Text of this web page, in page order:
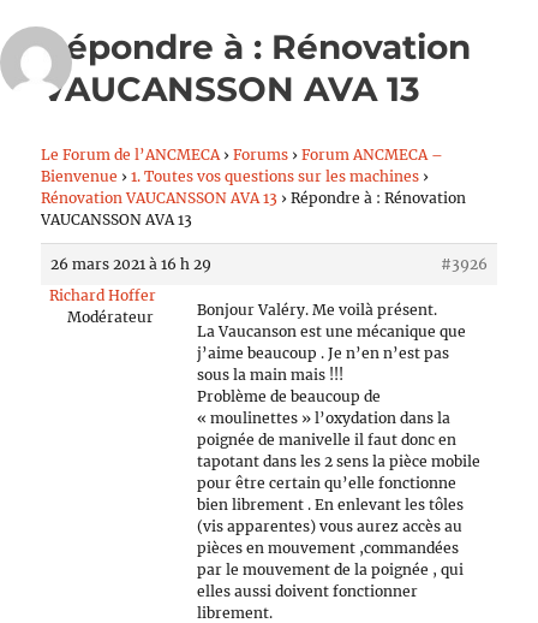
Répondre à : Rénovation
VAUCANSSON AVA 13
Le Forum de l’ANCMECA › Forums › Forum ANCMECA –
Bienvenue › 1. Toutes vos questions sur les machines ›
Rénovation VAUCANSSON AVA 13 › Répondre à : Rénovation
VAUCANSSON AVA 13
26 mars 2021 à 16 h 29
#3926
Richard Hoffer
Modérateur
Bonjour Valéry. Me voilà présent.
La Vaucanson est une mécanique que
j’aime beaucoup . Je n’en n’est pas
sous la main mais !!!
Problème de beaucoup de
« moulinettes » l’oxydation dans la
poignée de manivelle il faut donc en
tapotant dans les 2 sens la pièce mobile
pour être certain qu’elle fonctionne
bien librement . En enlevant les tôles
(vis apparentes) vous aurez accès au
pièces en mouvement ,commandées
par le mouvement de la poignée , qui
elles aussi doivent fonctionner
librement.